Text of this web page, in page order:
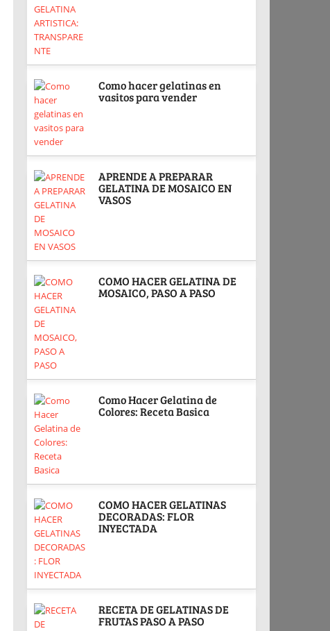
Como hacer gelatinas en
vasitos para vender
APRENDE A PREPARAR
GELATINA DE MOSAICO EN
VASOS
COMO HACER GELATINA DE
MOSAICO, PASO A PASO
Como Hacer Gelatina de
Colores: Receta Basica
COMO HACER GELATINAS
DECORADAS: FLOR
INYECTADA
RECETA DE GELATINAS DE
FRUTAS PASO A PASO